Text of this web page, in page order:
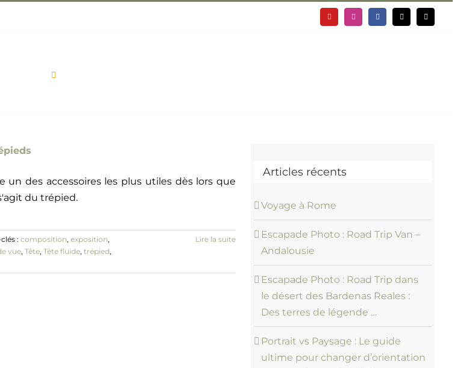
YouTubeInstagramFacebook
X Email
un des accessoires les plus utiles dès lors que
du trépied.
: composition, exposition,
vue, Tête, Tête fluide, trépied,
Lire la suite
Articles récents
Voyage à Rome
Escapade Photo : Road Trip Van –
Andalousie
Escapade Photo : Road Trip dans
le désert des Bardenas Reales :
Des terres de légende …
Portrait vs Paysage : Le guide
ultime pour changer d’orientation